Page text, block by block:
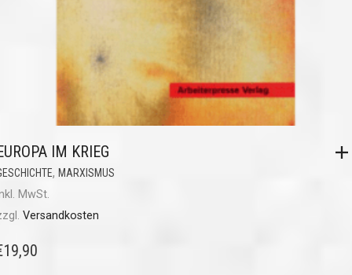
IM KRIEG
, MARXISMUS
MwSt.
Versandkosten
19,90